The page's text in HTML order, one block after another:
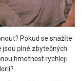
Pokud se snažíte
jsou plné zbytečných
hmotnost rychleji